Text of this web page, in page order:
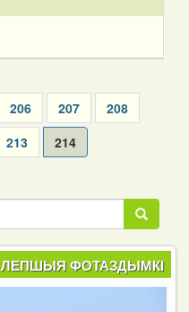
Page
206 Page
207 Page
208
Page
213
Current
page
214
Пошук
Пошук
ЛЕПШЫЯ ФОТАЗДЫМКІ